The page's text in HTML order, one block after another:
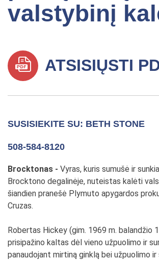
valstybinį
ATSISIŲSTI
SUSISIEKITE SU: BETH STONE
508-584-8120
Brocktonas - Vyras, kuris sumušė ir
Brocktono degalinėje, nuteistas kalėti
šiandien pranešė Plymuto apygardos
Cruzas.
Robertas Hickey (gim. 1969 m. balandžio
prisipažino kaltas dėl vieno užpuolimo ir
panaudojant mirtiną ginklą bei užpuolimo ir